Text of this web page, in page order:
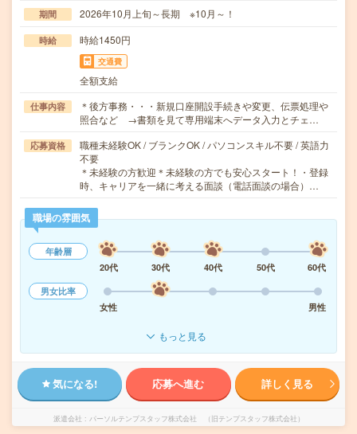
期間 2026年10月上旬～長期 ※10月～！
時給 時給1450円
交通費
全額支給
仕事内容
＊後方事務・・・新規口座開設手続きや変更、伝票処理や
照合など →書類を見て専用端末へデータ入力とチェ…
応募資格
職種未経験OK / ブランクOK / パソコンスキル不要 / 英語力
不要
＊未経験の方歓迎＊未経験の方でも安心スタート！・登録
時、キャリアを一緒に考える面談（電話面談の場合）…
職場の雰囲気
年齢層
20代
30代 40代 50代
60代
男女比率
女性
男性
もっと見る
気になる! 応募へ進む 詳しく見る
派遣会社 パーソルテンプスタッフ株式会社 （旧テンプスタッフ株式会社）